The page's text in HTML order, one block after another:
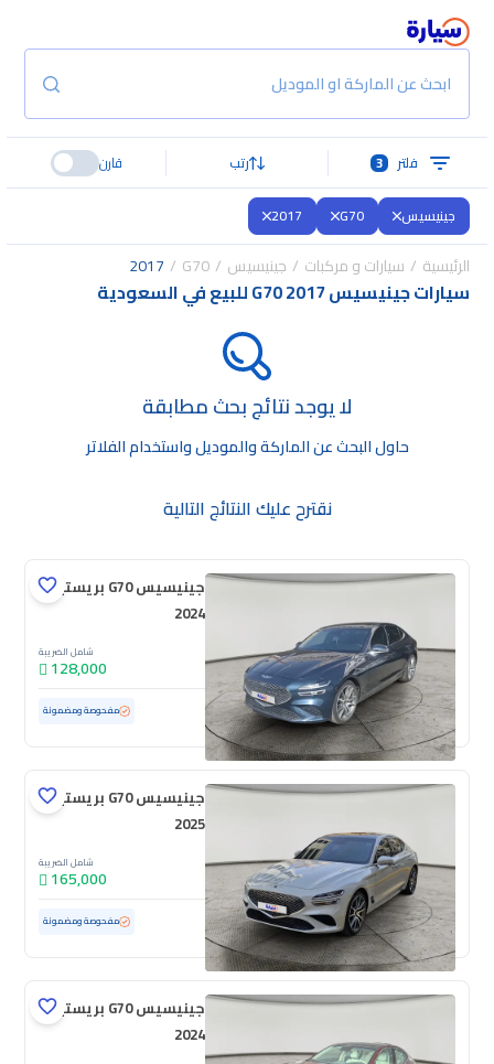
ابحث عن الماركة او الموديل
فلتر 3 رتب قارن
جينيسيس G70
2017
الرئيسية سيارات و مركبات جينيسيس G70
2017
سيارات جينيسيس G70 2017 للبيع في السعودية
لا يوجد نتائج بحث مطابقة
حاول البحث عن الماركة والموديل واستخدام الفلاتر
نقترح عليك النتائج التالية
جينيسيس G70 بريستيج
2024
شامل الضريبة
128,000
مستعملة 51,948 كم مفحوصة ومضمونة
جينيسيس G70 بريستيج
2025
شامل الضريبة
165,000
مستعملة 13,983 كم ممشى قليل مفحوصة ومضمونة
جينيسيس G70 بريستيج
2024